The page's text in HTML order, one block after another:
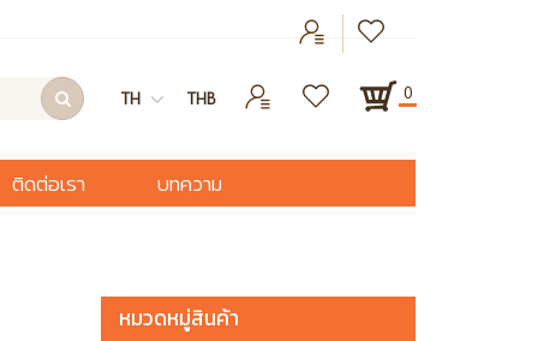
TH THB 0
ติดต่อเรา บทความ
หมวดหมู่สินค้า